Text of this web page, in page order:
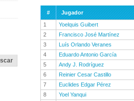
#
Jugador
1
Yoelquis Guibert
2
Francisco José Martínez
3
Luís Orlando Veranes
4
Eduardo Antonio García
5
Andy J. Rodríguez
6
Reinier Cesar Castillo
7
Euclides Edgar Pérez
8
Yoel Yanqui